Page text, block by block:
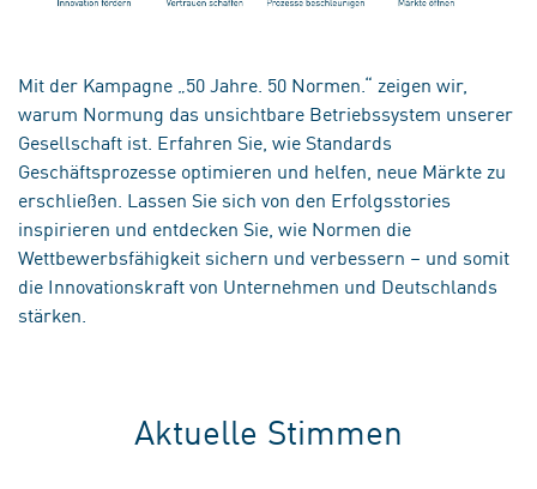
Mit der Kampagne „50 Jahre. 50 Normen.“ zeigen wir,
warum Normung das unsichtbare Betriebssystem unserer
Gesellschaft ist. Erfahren Sie, wie Standards
Geschäftsprozesse optimieren und helfen, neue Märkte zu
erschließen. Lassen Sie sich von den Erfolgsstories
inspirieren und entdecken Sie, wie Normen die
Wettbewerbsfähigkeit sichern und verbessern – und somit
die Innovationskraft von Unternehmen und Deutschlands
stärken.
Aktuelle Stimmen